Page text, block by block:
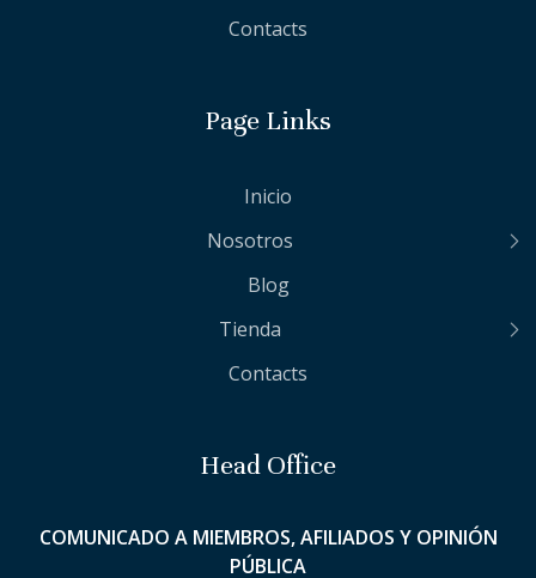
Contacts
Page Links
Inicio
Nosotros
Blog
Tienda
Contacts
Head Office
COMUNICADO A MIEMBROS, AFILIADOS Y OPINIÓN
PÚBLICA